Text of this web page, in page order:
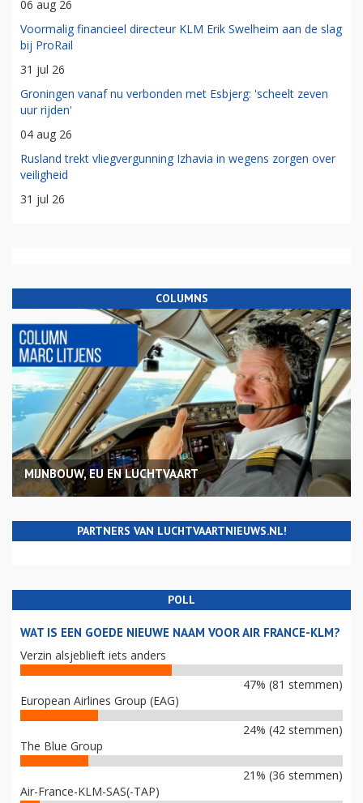
06 aug 26
Voormalig financieel directeur KLM Erik Swelheim aan de slag
bij ProRail
31 jul 26
Groningen vanaf nu verbonden met Esbjerg: 'scheelt zeven
uur rijden'
04 aug 26
Rusland trekt vliegvergunning Izhavia in wegens zorgen over
veiligheid
31 jul 26
COLUMNS
MIJNBOUW, EU EN LUCHTVAART
PARTNERS VAN LUCHTVAARTNIEUWS.NL!
POLL
WAT IS EEN GOEDE NIEUWE NAAM VOOR AIR FRANCE-KLM?
Verzin alsjeblieft iets anders
47% (81 stemmen)
European Airlines Group (EAG)
24% (42 stemmen)
The Blue Group
21% (36 stemmen)
Air-France-KLM-SAS(-TAP)